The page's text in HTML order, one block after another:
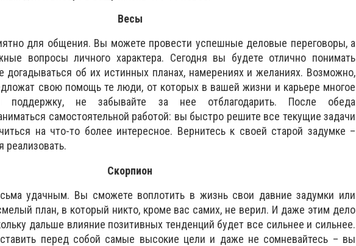
Весы
для общения. Вы можете провести успешные деловые переговоры, а
вопросы личного характера. Сегодня вы будете отлично понимать
догадываться об их истинных планах, намерениях и желаниях. Возможно,
свою помощь те люди, от которых в вашей жизни и карьере многое
поддержку, не забывайте за нее отблагодарить. После обеда
самостоятельной работой: вы быстро решите все текущие задачи
на что-то более интересное. Вернитесь к своей старой задумке –
реализовать.
Скорпион
удачным. Вы сможете воплотить в жизнь свои давние задумки или
план, в который никто, кроме вас самих, не верил. И даже этим дело
дальше влияние позитивных тенденций будет все сильнее и сильнее.
перед собой самые высокие цели и даже не сомневайтесь – вы